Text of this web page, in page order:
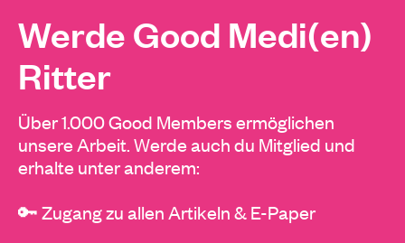
Werde Good Medi(en)
Ritter
Über 1.000 Good Members ermöglichen
unsere Arbeit. Werde auch du Mitglied und
erhalte unter anderem:
🔑 Zugang zu allen Artikeln & E-Paper